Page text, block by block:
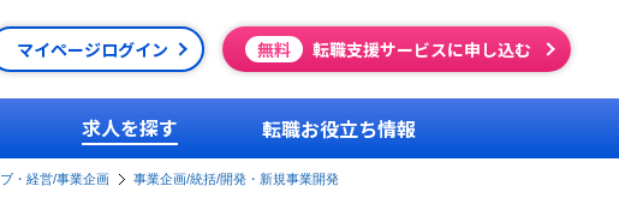
マイページログイン 無料 転職支援サービスに申し込む
求人を探す 転職お役立ち情報
・経営/事業企画
事業企画/統括/開発・新規事業開発